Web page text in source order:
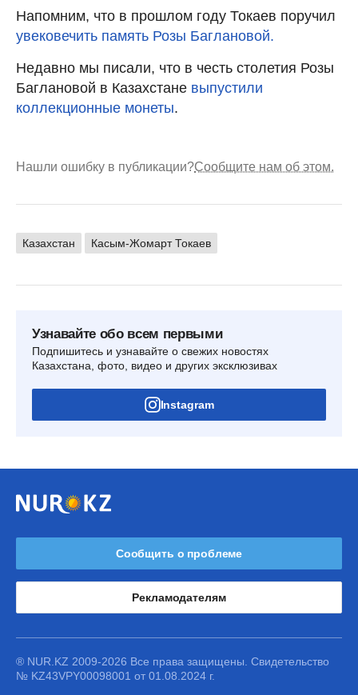
Напомним, что в прошлом году Токаев поручил
увековечить память Розы Баглановой.
Недавно мы писали, что в честь столетия Розы
Баглановой в Казахстане выпустили
коллекционные монеты.
Нашли ошибку в публикации?Сообщите нам об этом.
Казахстан Касым-Жомарт Токаев
Узнавайте обо всем первыми
Подпишитесь и узнавайте о свежих новостях
Казахстана, фото, видео и других эксклюзивах
Instagram
Сообщить о проблеме
Рекламодателям
® NUR.KZ 2009-2026 Все права защищены. Свидетельство
№ KZ43VPY00098001 от 01.08.2024 г.